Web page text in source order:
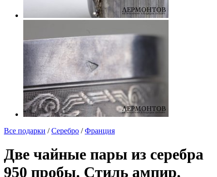
Все подарки /Серебро /Франция
Две чайные пары из серебра
950 пробы. Стиль ампир.